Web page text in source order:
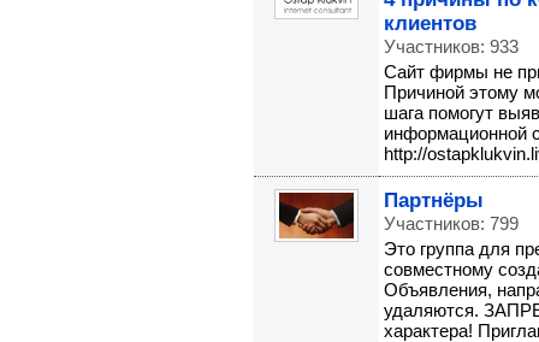
клиентов
Участников: 933
Сайт фирмы не
Причиной этому
шага помогут
информационной
http://
Партнёры
Участников: 799
Это группа для
совместному
Объявления,
удаляются.
характера!